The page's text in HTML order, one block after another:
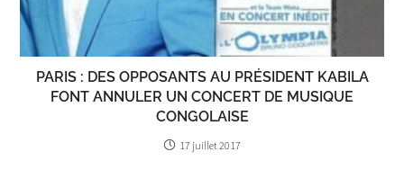
PARIS : DES OPPOSANTS AU PRÉSIDENT KABILA
FONT ANNULER UN CONCERT DE MUSIQUE
CONGOLAISE
17 juillet 2017